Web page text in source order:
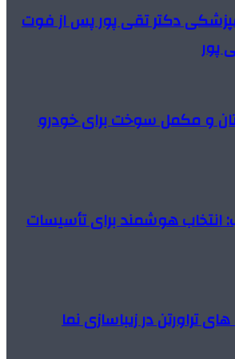
دکتر تقی پور پس از فوت
پور
و مکمل سوخت برای خودرو
انتخاب هوشمند برای تأسیسات
تراورتن در زیباسازی نما